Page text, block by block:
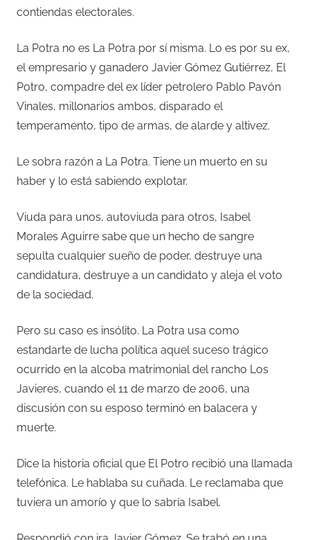
contiendas electorales.
La Potra no es La Potra por sí misma. Lo es por su ex,
el empresario y ganadero Javier Gómez Gutiérrez, El
Potro, compadre del ex líder petrolero Pablo Pavón
Vinales, millonarios ambos, disparado el
temperamento, tipo de armas, de alarde y altivez.
Le sobra razón a La Potra. Tiene un muerto en su
haber y lo está sabiendo explotar.
Viuda para unos, autoviuda para otros, Isabel
Morales Aguirre sabe que un hecho de sangre
sepulta cualquier sueño de poder, destruye una
candidatura, destruye a un candidato y aleja el voto
de la sociedad.
Pero su caso es insólito. La Potra usa como
estandarte de lucha política aquel suceso trágico
ocurrido en la alcoba matrimonial del rancho Los
Javieres, cuando el 11 de marzo de 2006, una
discusión con su esposo terminó en balacera y
muerte.
Dice la historia oficial que El Potro recibió una llamada
telefónica. Le hablaba su cuñada. Le reclamaba que
tuviera un amorío y que lo sabría Isabel.